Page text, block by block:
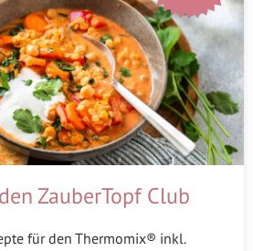
ZauberTopf Club
für den Thermomix® inkl.